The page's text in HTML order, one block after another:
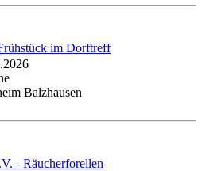
im Dorftreff
Balzhausen
- Räucherforellen